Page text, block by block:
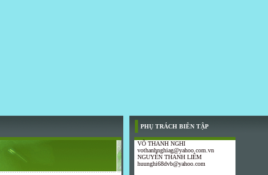
PHỤ TRÁCH BIÊN TẬP
VÕ THANH NGHI
vothanhnghiag@yahoo.com.vn
NGUYỄN THANH LIÊM
huunghi68dvb@yahoo.com